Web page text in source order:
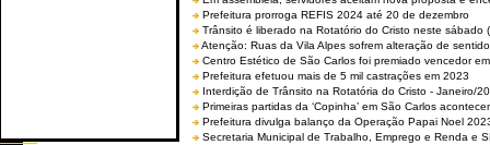
Prefeitura prorroga REFIS 2024 até 20 de dezembro
Trânsito é liberado na Rotatório do Cristo neste sábado
Atenção: Ruas da Vila Alpes sofrem alteração de
Centro Estético de São Carlos foi premiado vencedor
Prefeitura efetuou mais de 5 mil castrações em 2023
Interdição de Trânsito na Rotatória do Cristo - Janeiro/
Primeiras partidas da ‘Copinha’ em São Carlos
Prefeitura divulga balanço da Operação Papai Noel
Secretaria Municipal de Trabalho, Emprego e Renda e